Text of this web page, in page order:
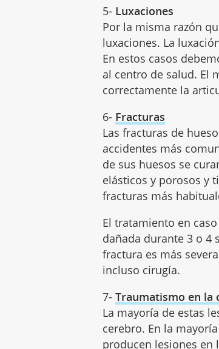
5- Luxaciones
Por la misma razón
luxaciones. La
En estos casos
al centro de salud. El
correctamente la
6- Fracturas
Las fracturas de
accidentes más
de sus huesos se
elásticos y porosos y
fracturas más
El tratamiento en
dañada durante 3 o 4
fractura es más
incluso cirugía.
7-Traumatismo en la
La mayoría de estas
cerebro. En la
producen lesiones en